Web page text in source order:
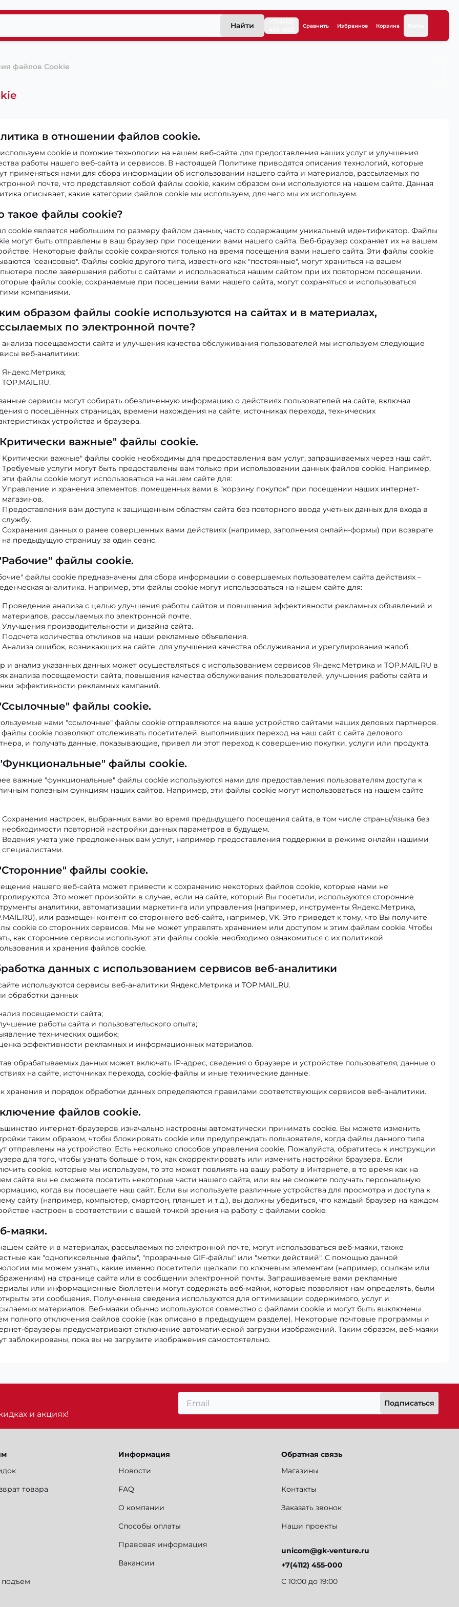
Найти Сравнить Избранное Корзина
файлов Cookie
в отношении файлов cookie.
cookie и похожие технологии на нашем веб-сайте для предоставления наших услуг и улучшения
работы нашего веб-сайта и сервисов. В настоящей Политике приводятся описания технологий, которые
применяться нами для сбора информации об использовании нашего сайта и материалов, рассылаемых по
почте, что представляют собой файлы cookie, каким образом они используются на нашем сайте. Данная
описывает, какие категории файлов cookie мы используем, для чего мы их используем.
такое файлы cookie?
cookie является небольшим по размеру файлом данных, часто содержащим уникальный идентификатор. Файлы
могут быть отправлены в ваш браузер при посещении вами нашего сайта. Веб-браузер сохраняет их на вашем
Некоторые файлы cookie сохраняются только на время посещения вами нашего сайта. Эти файлы cookie
"сеансовые". Файлы cookie другого типа, известного как "постоянные", могут храниться на вашем
после завершения работы с сайтами и использоваться нашим сайтом при их повторном посещении.
файлы cookie, сохраняемые при посещении вами нашего сайта, могут сохраняться и использоваться
компаниями.
образом файлы cookie используются на сайтах и в материалах,
по электронной почте?
посещаемости сайта и улучшения качества обслуживания пользователей мы используем следующие
веб-аналитики:
Яндекс.Метрика;
TOP.MAIL.RU.
сервисы могут собирать обезличенную информацию о действиях пользователей на сайте, включая
о посещённых страницах, времени нахождения на сайте, источниках перехода, технических
устройства и браузера.
важные" файлы cookie.
Критически важные" файлы cookie необходимы для предоставления вам услуг, запрашиваемых через наш сайт.
Требуемые услуги могут быть предоставлены вам только при использовании данных файлов cookie. Например,
эти файлы cookie могут использоваться на нашем сайте для:
Управление и хранения элементов, помещенных вами в "корзину покупок" при посещении наших интернет-
магазинов.
Предоставления вам доступа к защищенным областям сайта без повторного ввода учетных данных для входа в
службу.
Сохранения данных о ранее совершенных вами действиях (например, заполнения онлайн-формы) при возврате
на предыдущую страницу за один сеанс.
файлы cookie.
файлы cookie предназначены для сбора информации о совершаемых пользователем сайта действиях –
аналитика. Например, эти файлы cookie могут использоваться на нашем сайте для:
Проведение анализа с целью улучшения работы сайтов и повышения эффективности рекламных объявлений и
материалов, рассылаемых по электронной почте.
Улучшения производительности и дизайна сайта.
Подсчета количества откликов на наши рекламные объявления.
Анализа ошибок, возникающих на сайте, для улучшения качества обслуживания и урегулирования жалоб.
и анализ указанных данных может осуществляться с использованием сервисов Яндекс.Метрика и TOP.MAIL.RU в
анализа посещаемости сайта, повышения качества обслуживания пользователей, улучшения работы сайта и
эффективности рекламных кампаний.
файлы cookie.
нами "ссылочные" файлы cookie отправляются на ваше устройство сайтами наших деловых партнеров.
cookie позволяют отслеживать посетителей, выполнивших переход на наш сайт с сайта делового
и получать данные, показывающие, привел ли этот переход к совершению покупки, услуги или продукта.
файлы cookie.
важные "функциональные" файлы cookie используются нами для предоставления пользователям доступа к
полезным функциям наших сайтов. Например, эти файлы cookie могут использоваться на нашем сайте
Сохранения настроек, выбранных вами во время предыдущего посещения сайта, в том числе страны/языка без
необходимости повторной настройки данных параметров в будущем.
Ведения учета уже предложенных вам услуг, например предоставления поддержки в режиме онлайн нашими
специалистами.
файлы cookie.
нашего веб-сайта может привести к сохранению некоторых файлов cookie, которые нами не
Это может произойти в случае, если на сайте, который Вы посетили, используются сторонние
аналитики, автоматизации маркетинга или управления (например, инструменты Яндекс.Метрика,
или размещен контент со стороннего веб-сайта, например, VK. Это приведет к тому, что Вы получите
cookie со сторонних сервисов. Мы не может управлять хранением или доступом к этим файлам cookie. Чтобы
как сторонние сервисы используют эти файлы cookie, необходимо ознакомиться с их политикой
и хранения файлов cookie.
данных с использованием сервисов веб-аналитики
используются сервисы веб-аналитики Яндекс.Метрика и TOP.MAIL.RU.
обработки данных
посещаемости сайта;
работы сайта и пользовательского опыта;
технических ошибок;
эффективности рекламных и информационных материалов.
обрабатываемых данных может включать IP-адрес, сведения о браузере и устройстве пользователя, данные о
на сайте, источниках перехода, cookie-файлы и иные технические данные.
хранения и порядок обработки данных определяются правилами соответствующих сервисов веб-аналитики.
файлов cookie.
интернет-браузеров изначально настроены автоматически принимать cookie. Вы можете изменить
таким образом, чтобы блокировать cookie или предупреждать пользователя, когда файлы данного типа
отправлены на устройство. Есть несколько способов управления cookie. Пожалуйста, обратитесь к инструкции
для того, чтобы узнать больше о том, как скорректировать или изменить настройки браузера. Если
cookie, которые мы используем, то это может повлиять на вашу работу в Интернете, в то время как на
сайте вы не сможете посетить некоторые части нашего сайта, или вы не сможете получать персональную
когда вы посещаете наш сайт. Если вы используете различные устройства для просмотра и доступа к
сайту (например, компьютер, смартфон, планшет и т.д.), вы должны убедиться, что каждый браузер на каждом
настроен в соответствии с вашей точкой зрения на работу с файлами cookie.
маяки.
сайте и в материалах, рассылаемых по электронной почте, могут использоваться веб-маяки, также
как "однопиксельные файлы", "прозрачные GIF-файлы" или "метки действий". С помощью данной
мы можем узнать, какие именно посетители щелкали по ключевым элементам (например, ссылкам или
на странице сайта или в сообщении электронной почты. Запрашиваемые вами рекламные
или информационные бюллетени могут содержать веб-майки, которые позволяют нам определять, были
эти сообщения. Полученные сведения используются для оптимизации содержимого, услуг и
материалов. Веб-маяки обычно используются совместно с файлами cookie и могут быть выключены
полного отключения файлов cookie (как описано в предыдущем разделе). Некоторые почтовые программы и
браузеры предусматривают отключение автоматической загрузки изображений. Таким образом, веб-маяки
заблокированы, пока вы не загрузите изображения самостоятельно.
и акциях!
Подписаться
товара
подъем
Информация
Новости
FAQ
О компании
Способы оплаты
Правовая информация
Вакансии
Обратная связь
Магазины
Контакты
Заказать звонок
Наши проекты
unicom@gk-venture.ru
+7(4112) 455-000
С 10:00 до 19:00